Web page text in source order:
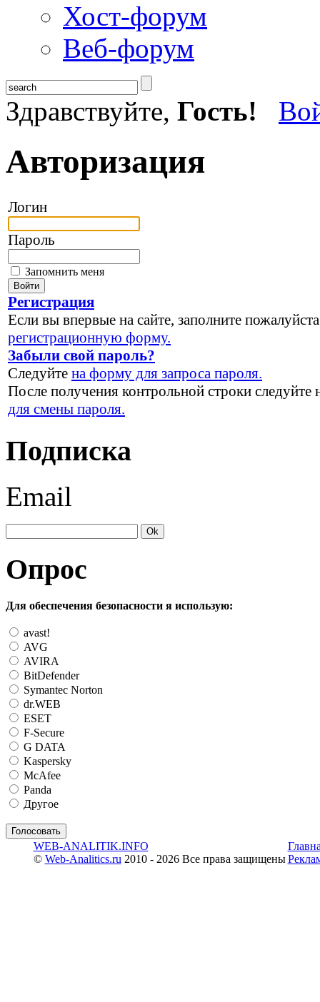
Хост-форум
Веб-форум
Здравствуйте, Гость!
Авторизация
Логин
Пароль
Запомнить меня
Регистрация
Если вы впервые на сайте, заполните пожалуйста
регистрационную форму.
Забыли свой пароль?
Следуйте на форму для запроса пароля.
После получения контрольной строки следуйте
для смены пароля.
Подписка
Email
Опрос
Для обеспечения безопасности я использую:
avast!
AVG
AVIRA
BitDefender
Symantec Norton
dr.WEB
ESET
F-Secure
G DATA
Kaspersky
McAfee
Panda
Другое
WEB-ANALITIK.INFO
© Web-Analitics.ru 2010 - 2026 Все права защищены